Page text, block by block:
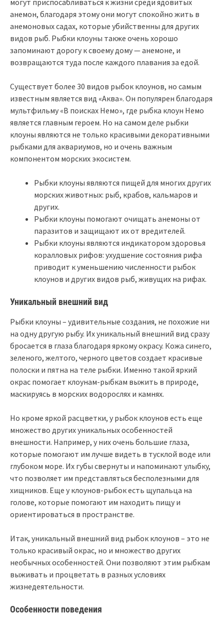
анемон, благодаря этому они могут спокойно жить в
анемоновых садах, которые убийственны для других
видов рыб. Рыбки клоуны также очень хорошо
запоминают дорогу к своему дому — анемоне, и
возвращаются туда после каждого плавания за едой.
Существует более 30 видов рыбок клоунов, но самым
известным является вид «Аква». Он популярен благодаря
мультфильму «В поисках Немо», где рыбка клоун Немо
является главным героем. Но на самом деле рыбки
клоуны являются не только красивыми декоративными
рыбками для аквариумов, но и очень важным
компонентом морских экосистем.
Рыбки клоуны являются пищей для многих других
морских животных: рыб, крабов, кальмаров и
других.
Рыбки клоуны помогают очищать анемоны от
паразитов и защищают их от вредителей.
Рыбки клоуны являются индикатором здоровья
коралловых рифов: ухудшение состояния рифа
приводит к уменьшению численности рыбок
клоунов и других видов рыб, живущих на рифах.
Уникальный внешний вид
Рыбки клоуны – удивительные создания, не похожие ни
на одну другую рыбу. Их уникальный внешний вид сразу
бросается в глаза благодаря яркому окрасу. Кожа синего,
зеленого, желтого, черного цветов создает красивые
полоски и пятна на теле рыбки. Именно такой яркий
окрас помогает клоунам-рыбкам выжить в природе,
маскируясь в морских водорослях и камнях.
Но кроме яркой расцветки, у рыбок клоунов есть еще
множество других уникальных особенностей
внешности. Например, у них очень большие глаза,
которые помогают им лучше видеть в тусклой воде или
глубоком море. Их губы свернуты и напоминают улыбку,
что позволяет им представляться бесполезными для
хищников. Еще у клоунов-рыбок есть щупальца на
голове, которые помогают им находить пищу и
ориентироваться в пространстве.
Итак, уникальный внешний вид рыбок клоунов – это не
только красивый окрас, но и множество других
необычных особенностей. Они позволяют этим рыбкам
выживать и процветать в разных условиях
жизнедеятельности.
Особенности поведения